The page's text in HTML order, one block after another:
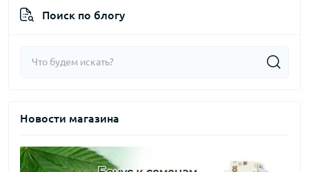
2024 год
2022 год
2021 год
Поиск по блогу
Новости магазина